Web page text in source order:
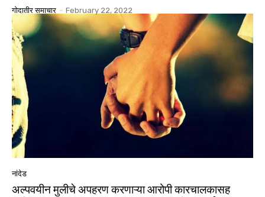
गोदातीर समाचार - February 22, 2022
नांदेड
अल्पवयीन मुलीचे अपहरण करणाऱ्या आरोपी कारचालकासह